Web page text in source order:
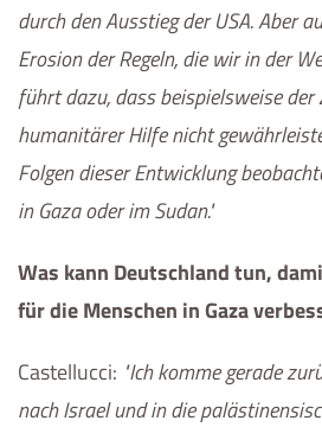
durch den Ausstieg der USA. Aber
Erosion der Regeln, die wir in der
führt dazu, dass beispielsweise der
humanitärer Hilfe nicht
Folgen dieser Entwicklung
in Gaza oder im Sudan.
Was kann Deutschland tun,
für die Menschen in Gaza
Castellucci: Ich komme gerade
nach Israel und in die